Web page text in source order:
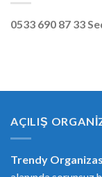
0533 690 87 33
AÇILIŞ
Trendy